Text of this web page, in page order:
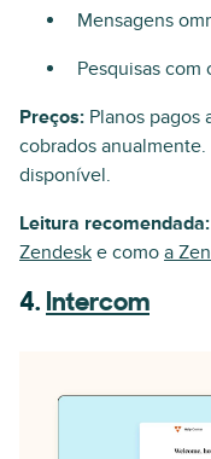
Mensagens
Pesquisas com
Preços: Planos pagos
cobrados
disponível.
Leitura recomendada:
Zendesk e como a
4. Intercom